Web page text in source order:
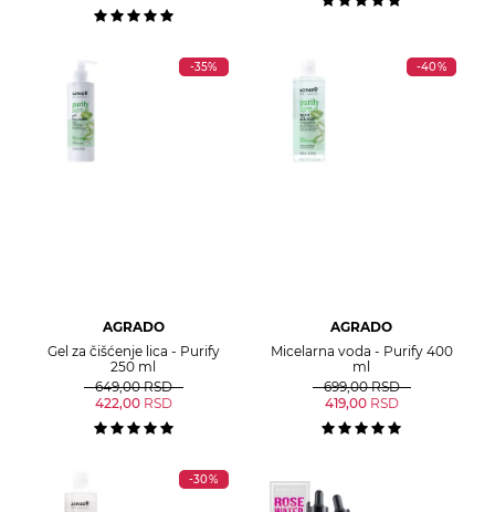
-35%
AGRADO
Gel za čišćenje lica - Purify
250 ml
649,00 RSD
422,00 RSD
-40%
AGRADO
Micelarna voda - Purify 400
ml
699,00 RSD
419,00 RSD
-30%